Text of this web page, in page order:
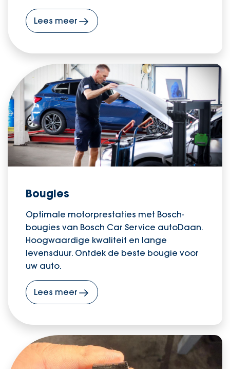
Lees meer
Bougies
Optimale motorprestaties met Bosch-
bougies van Bosch Car Service autoDaan.
Hoogwaardige kwaliteit en lange
levensduur. Ontdek de beste bougie voor
uw auto.
Lees meer